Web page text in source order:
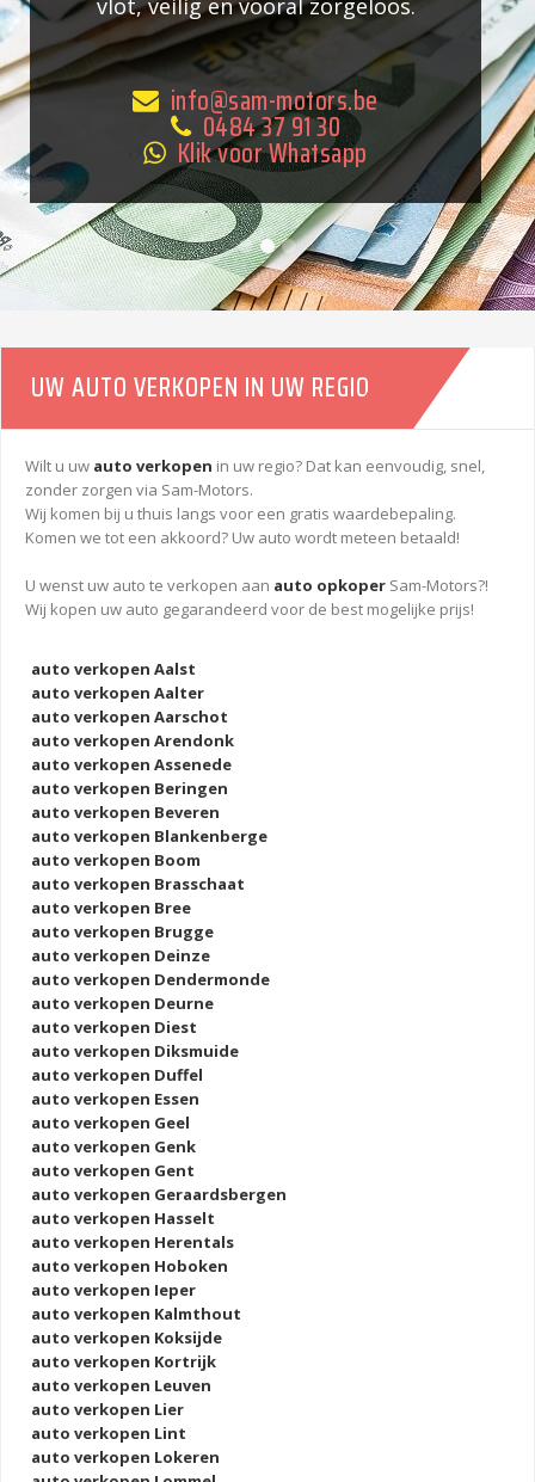
vlot, veilig en vooral zorgeloos.
info@sam-motors.be
0484 37 91 30
Klik voor Whatsapp
UW AUTO VERKOPEN IN UW REGIO
Wilt u uw auto verkopen in uw regio? Dat kan eenvoudig, snel,
zonder zorgen via Sam-Motors.
Wij komen bij u thuis langs voor een gratis waardebepaling.
Komen we tot een akkoord? Uw auto wordt meteen betaald!
U wenst uw auto te verkopen aan auto opkoper Sam-Motors?!
Wij kopen uw auto gegarandeerd voor de best mogelijke prijs!
auto verkopen Aalst
auto verkopen Aalter
auto verkopen Aarschot
auto verkopen Arendonk
auto verkopen Assenede
auto verkopen Beringen
auto verkopen Beveren
auto verkopen Blankenberge
auto verkopen Boom
auto verkopen Brasschaat
auto verkopen Bree
auto verkopen Brugge
auto verkopen Deinze
auto verkopen Dendermonde
auto verkopen Deurne
auto verkopen Diest
auto verkopen Diksmuide
auto verkopen Duffel
auto verkopen Essen
auto verkopen Geel
auto verkopen Genk
auto verkopen Gent
auto verkopen Geraardsbergen
auto verkopen Hasselt
auto verkopen Herentals
auto verkopen Hoboken
auto verkopen Ieper
auto verkopen Kalmthout
auto verkopen Koksijde
auto verkopen Kortrijk
auto verkopen Leuven
auto verkopen Lier
auto verkopen Lint
auto verkopen Lokeren